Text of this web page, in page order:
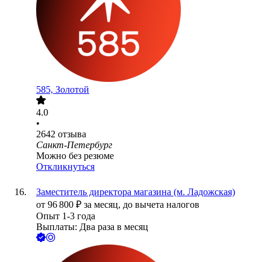
585, Золотой
4.0
•
2642 отзыва
Санкт-Петербург
Можно без резюме
Откликнуться
Заместитель директора магазина (м. Ладожская)
от 96 800 ₽ за месяц, до вычета налогов
Опыт 1-3 года
Выплаты: Два раза в месяц